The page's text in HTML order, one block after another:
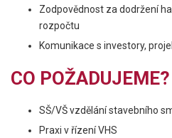
Zodpovědnost za dodržení
rozpočtu
Komunikace s investory,
CO POŽADUJEME?
SŠ/VŠ vzdělání stavebního
Praxi v řízení VHS